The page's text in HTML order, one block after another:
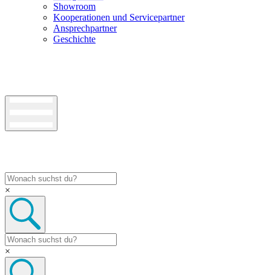
Showroom
Kooperationen und Servicepartner
Ansprechpartner
Geschichte
×
×